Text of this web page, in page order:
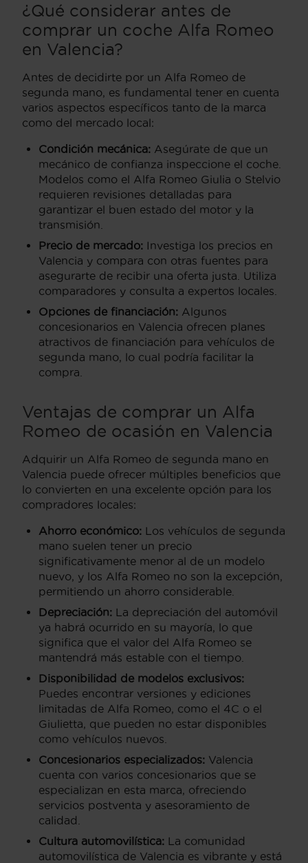
¿Qué considerar antes de
comprar un coche Alfa Romeo
en Valencia?
Antes de decidirte por un Alfa Romeo de
segunda mano, es fundamental tener en cuenta
varios aspectos específicos tanto de la marca
como del mercado local:
Condición mecánica: Asegúrate de que un
mecánico de confianza inspeccione el coche.
Modelos como el Alfa Romeo Giulia o Stelvio
requieren revisiones detalladas para
garantizar el buen estado del motor y la
transmisión.
Precio de mercado: Investiga los precios en
Valencia y compara con otras fuentes para
asegurarte de recibir una oferta justa. Utiliza
comparadores y consulta a expertos locales.
Opciones de financiación: Algunos
concesionarios en Valencia ofrecen planes
atractivos de financiación para vehículos de
segunda mano, lo cual podría facilitar la
compra.
Ventajas de comprar un Alfa
Romeo de ocasión en Valencia
Adquirir un Alfa Romeo de segunda mano en
Valencia puede ofrecer múltiples beneficios que
lo convierten en una excelente opción para los
compradores locales:
Ahorro económico: Los vehículos de segunda
mano suelen tener un precio
significativamente menor al de un modelo
nuevo, y los Alfa Romeo no son la excepción,
permitiendo un ahorro considerable.
Depreciación: La depreciación del automóvil
ya habrá ocurrido en su mayoría, lo que
significa que el valor del Alfa Romeo se
mantendrá más estable con el tiempo.
Disponibilidad de modelos exclusivos:
Puedes encontrar versiones y ediciones
limitadas de Alfa Romeo, como el 4C o el
Giulietta, que pueden no estar disponibles
como vehículos nuevos.
Concesionarios especializados: Valencia
cuenta con varios concesionarios que se
especializan en esta marca, ofreciendo
servicios postventa y asesoramiento de
calidad.
Cultura automovilística: La comunidad
automovilística de Valencia es vibrante y está